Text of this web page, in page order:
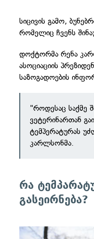
სიცივის გამო,
რომელიც ჩვენს
დოქტორმა რენა
ასოციაციის
საზოგადოების
"როდესაც საქმე
ვეტერინართან
ტემპერატურას
კარლსონმა.
რა
გასეირნება?